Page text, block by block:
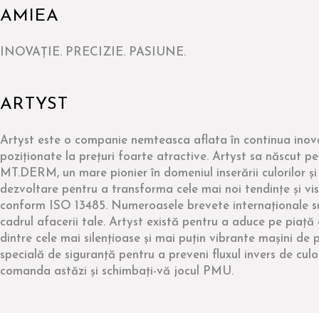
AMIEA
INOVAŢIE. PRECIZIE. PASIUNE.
ARTYST
Artyst este o companie nemteasca aflata în continua
poziționate la prețuri foarte atractive. Artyst sa născut
MT.DERM, un mare pionier în domeniul inserării culorilor
dezvoltare pentru a transforma cele mai noi tendințe și
conform ISO 13485. Numeroasele brevete
cadrul afacerii tale. Artyst există pentru a aduce pe piață
dintre cele mai silențioase și mai puțin vibrante mașini de
specială de siguranță pentru a preveni fluxul invers de
comanda astăzi și schimbați-vă jocul PMU.